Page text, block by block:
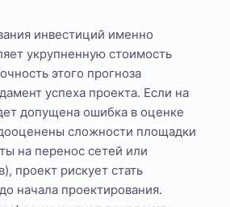
инвестиций именно
укрупненную стоимость
этого прогноза
успеха проекта. Если на
допущена ошибка в оценке
сложности площадки
на перенос сетей или
проект рискует стать
начала проектирования.